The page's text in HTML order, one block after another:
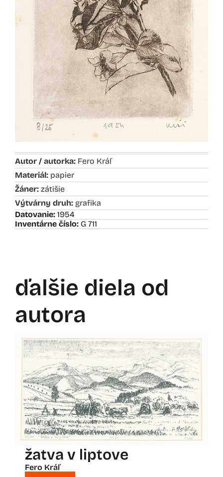
Autor / autorka: Fero Kráľ
Materiál: papier
Žáner: zátišie
Výtvárny druh: grafika
Datovanie: 1954
Inventárne číslo: G 711
ďalšie diela od
autora
žatva v liptove
Fero Kráľ